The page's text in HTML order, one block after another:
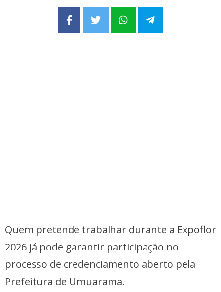
Quem pretende trabalhar durante a Expoflor
2026 já pode garantir participação no
processo de credenciamento aberto pela
Prefeitura de Umuarama.